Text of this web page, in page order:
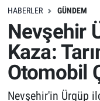
HABERLER GÜNDEM
Nevşehir
Kaza:
Otomobil
Nevşehir'in Ürgüp